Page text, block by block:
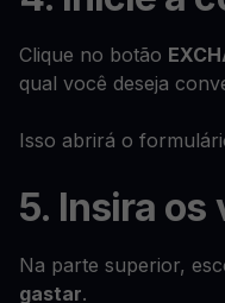
Clique no botão
qual você deseja
Isso abrirá o
5. Insira os
Na parte superior,
gastar.